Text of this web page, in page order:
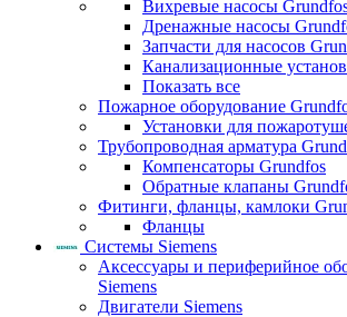
Вихревые насосы
Дренажные насосы
Запчасти для насосов
Канализационные
Показать все
Пожарное оборудование
Установки для
Трубопроводная арматура
Компенсаторы Grundfos
Обратные клапаны
Фитинги, фланцы, камлоки
Фланцы
Системы Siemens
Аксессуары и периферийное
Siemens
Двигатели Siemens